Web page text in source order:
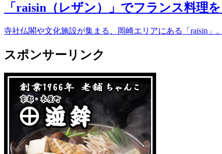
「raisin（レザン）」でフランス料理
寺社仏閣や文化施設が集まる、岡崎エリアにある「raisin
スポンサーリンク